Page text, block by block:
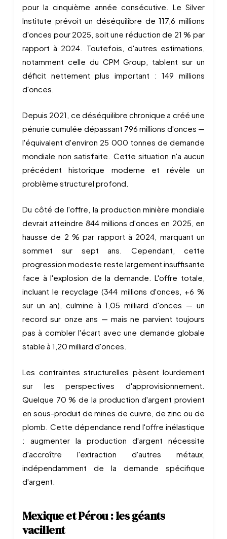
pour la cinquième année consécutive. Le Silver
Institute prévoit un déséquilibre de 117,6 millions
d'onces pour 2025, soit une réduction de 21 % par
rapport à 2024. Toutefois, d'autres estimations,
notamment celle du CPM Group, tablent sur un
déficit nettement plus important : 149 millions
d'onces.
Depuis 2021, ce déséquilibre chronique a créé une
pénurie cumulée dépassant 796 millions d'onces —
l'équivalent d'environ 25 000 tonnes de demande
mondiale non satisfaite. Cette situation n'a aucun
précédent historique moderne et révèle un
problème structurel profond.
Du côté de l'offre, la production minière mondiale
devrait atteindre 844 millions d'onces en 2025, en
hausse de 2 % par rapport à 2024, marquant un
sommet sur sept ans. Cependant, cette
progression modeste reste largement insuffisante
face à l'explosion de la demande. L'offre totale,
incluant le recyclage (344 millions d'onces, +6 %
sur un an), culmine à 1,05 milliard d'onces — un
record sur onze ans — mais ne parvient toujours
pas à combler l'écart avec une demande globale
stable à 1,20 milliard d'onces.
Les contraintes structurelles pèsent lourdement
sur les perspectives d'approvisionnement.
Quelque 70 % de la production d'argent provient
en sous-produit de mines de cuivre, de zinc ou de
plomb. Cette dépendance rend l'offre inélastique
: augmenter la production d'argent nécessite
d'accroître l'extraction d'autres métaux,
indépendamment de la demande spécifique
d'argent.
Mexique et Pérou : les géants
vacillent